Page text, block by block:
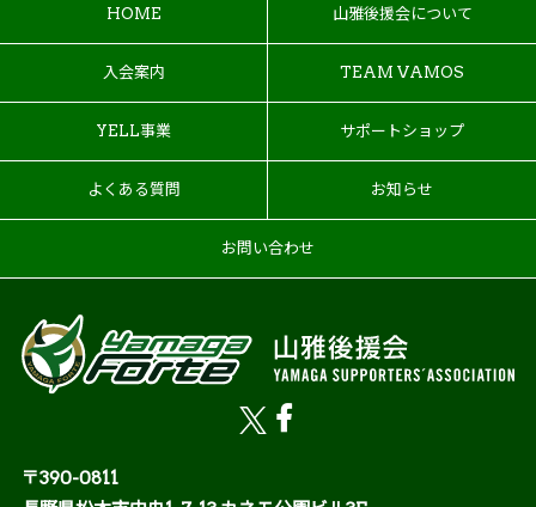
HOME 山雅後援会について
入会案内 TEAM VAMOS
YELL事業 サポートショップ
よくある質問 お知らせ
お問い合わせ
〒390-0811